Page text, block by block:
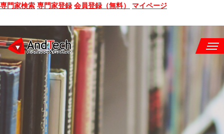
専門家検索 専門家登録 会員登録（無料） マイページ
SEMINAR
BOOK
CONSULTING